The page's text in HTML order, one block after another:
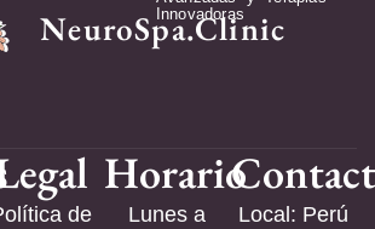
NeuroSpa.Clinic
Innovadoras
de
Horario
Lunes a
Local: Perú